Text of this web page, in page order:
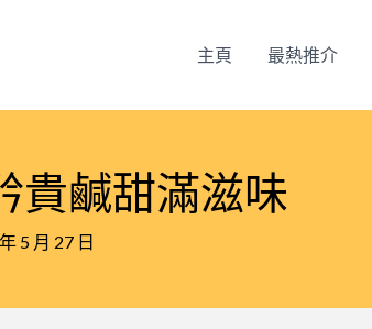
主頁 最熱推介
貴鹹甜滿滋味
5 月 27 日